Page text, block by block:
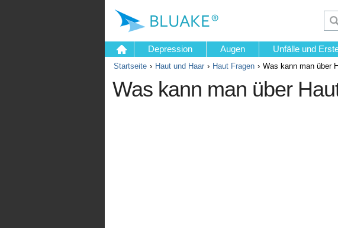
Depression Augen Unfälle und
Startseite Haut und Haar Haut Fragen Was kann man über
Was kann man über